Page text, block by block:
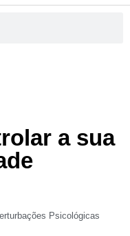
a sua
Psicológicas